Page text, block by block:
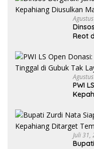
Reot
PWI
Juli 31,